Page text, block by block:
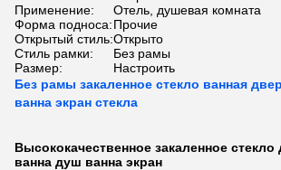
Применение:
Отель, душевая комната
Форма подноса:Прочие
Открытый стиль:Открыто
Стиль рамки:
Без рамы
Размер:
Настроить
Без рамы закаленное стекло ванная
ванна экран стекла
Высококачественное закаленное
ванна душ ванна экран